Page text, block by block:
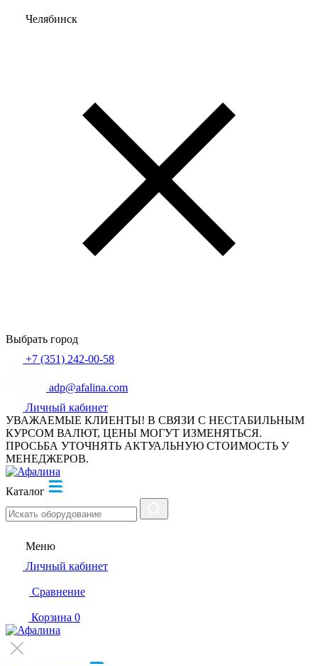
Челябинск
Выбрать город
+7 (351) 242-00-58
adp@afalina.com
Личный кабинет
УВАЖАЕМЫЕ КЛИЕНТЫ! В СВЯЗИ С НЕСТАБИЛЬНЫМ
КУРСОМ ВАЛЮТ, ЦЕНЫ МОГУТ ИЗМЕНЯТЬСЯ.
ПРОСЬБА УТОЧНЯТЬ АКТУАЛЬНУЮ СТОИМОСТЬ У
МЕНЕДЖЕРОВ.
Каталог
Меню
Личный кабинет
Сравнение
Корзина 0